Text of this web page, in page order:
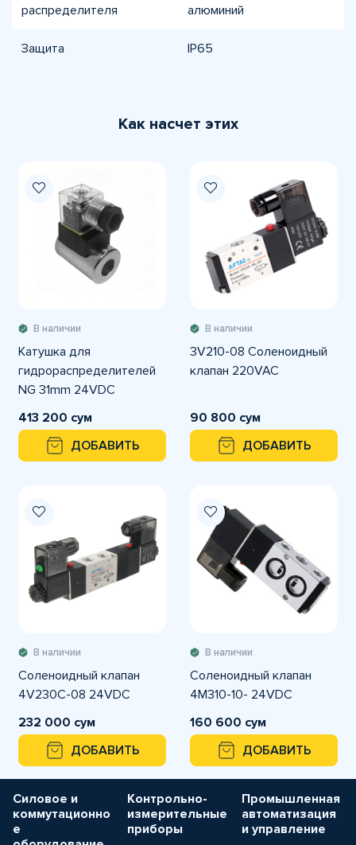
распределителя
алюминий
Защита IP65
Как насчет этих
В наличии
Катушка для
гидрораспределителей
NG 31mm 24VDC
413 200 сум
ДОБАВИТЬ
В наличии
3V210-08 Соленоидный
клапан 220VAC
90 800 сум
ДОБАВИТЬ
В наличии
Соленоидный клапан
4V230C-08 24VDC
232 000 сум
ДОБАВИТЬ
В наличии
Соленоидный клапан
4M310-10- 24VDC
160 600 сум
ДОБАВИТЬ
Силовое и
коммутационно
е
Контрольно-
измерительные
приборы
Промышленная
автоматизация
и управление